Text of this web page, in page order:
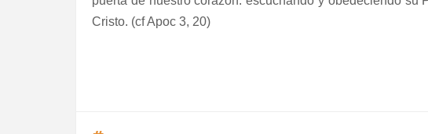
Cristo. (cf Apoc 3, 20)